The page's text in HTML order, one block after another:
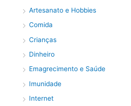
Artesanato e Hobbies
Comida
Crianças
Dinheiro
Emagrecimento e Saúde
Imunidade
Internet